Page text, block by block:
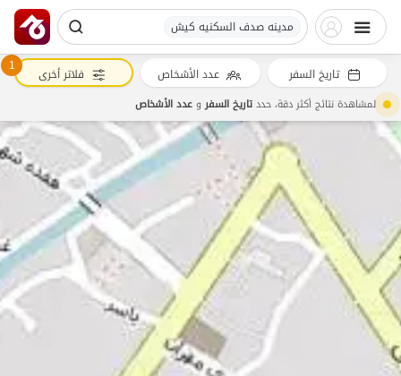
مدینه صدف السکنیه کیش
تاريخ السفر عدد الأشخاص 1 فلاتر أخرى
لمشاهدة نتائج أكثر دقة، حددتاريخ السفروعدد الأشخاص